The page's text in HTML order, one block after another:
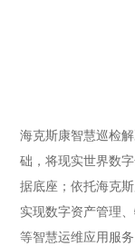
海克斯康智慧巡检
础，将现实世界数
据底座；依托海克
实现数字资产管理
等智慧运维应用服务